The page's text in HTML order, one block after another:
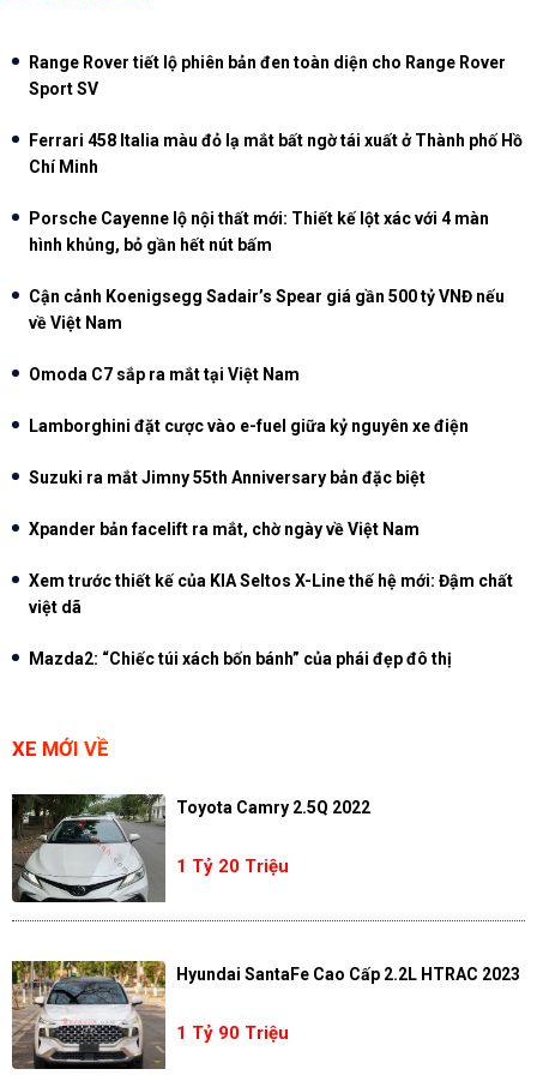
Range Rover tiết lộ phiên bản đen toàn diện cho Range Rover
Sport SV
Ferrari 458 Italia màu đỏ lạ mắt bất ngờ tái xuất ở Thành phố Hồ
Chí Minh
Porsche Cayenne lộ nội thất mới: Thiết kế lột xác với 4 màn
hình khủng, bỏ gần hết nút bấm
Cận cảnh Koenigsegg Sadair’s Spear giá gần 500 tỷ VNĐ nếu
về Việt Nam
Omoda C7 sắp ra mắt tại Việt Nam
Lamborghini đặt cược vào e-fuel giữa kỷ nguyên xe điện
Suzuki ra mắt Jimny 55th Anniversary bản đặc biệt
Xpander bản facelift ra mắt, chờ ngày về Việt Nam
Xem trước thiết kế của KIA Seltos X-Line thế hệ mới: Đậm chất
việt dã
Mazda2: “Chiếc túi xách bốn bánh” của phái đẹp đô thị
XE MỚI VỀ
Toyota Camry 2.5Q 2022
1 Tỷ 20 Triệu
Hyundai SantaFe Cao Cấp 2.2L HTRAC 2023
1 Tỷ 90 Triệu